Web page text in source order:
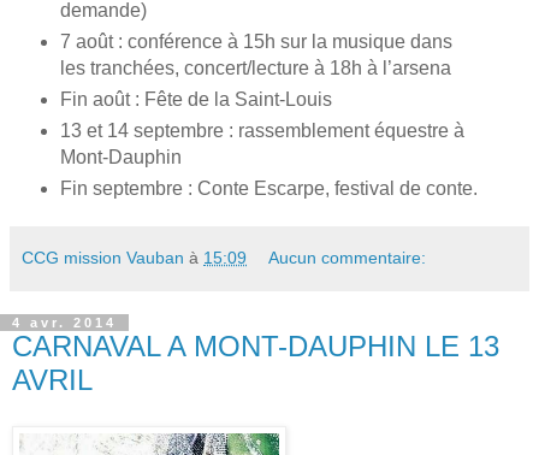
demande)
7 août : conférence à 15h sur la musique dans
les tranchées, concert/lecture à 18h à l’arsena
Fin août : Fête de la Saint-Louis
13 et 14 septembre : rassemblement équestre à
Mont-Dauphin
Fin septembre : Conte Escarpe, festival de conte.
CCG mission Vauban à 15:09 Aucun commentaire:
4 avr. 2014
CARNAVAL A MONT-DAUPHIN LE 13
AVRIL